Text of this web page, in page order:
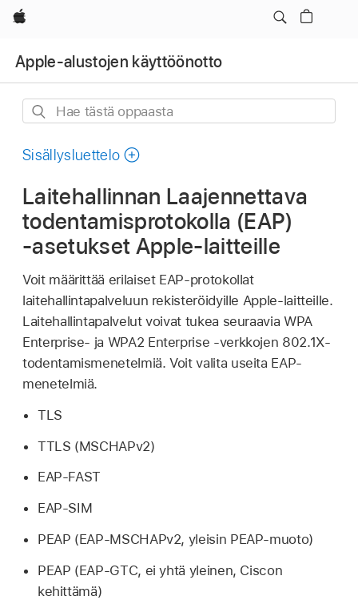
Apple
Apple-alustojen käyttöönotto
Hae
oppaasta
Sisällysluettelo
Laitehallinnan Laajennettava
todentamisprotokolla (EAP)
‑asetukset Apple-laitteille
Voit määrittää erilaiset EAP-protokollat
laitehallintapalveluun rekisteröidyille Apple-laitteille.
Laitehallintapalvelut voivat tukea seuraavia WPA
Enterprise- ja WPA2 Enterprise ‑verkkojen 802.1X-
todentamismenetelmiä. Voit valita useita EAP-
menetelmiä.
TLS
TTLS (MSCHAPv2)
EAP-FAST
EAP-SIM
PEAP (EAP-MSCHAPv2, yleisin PEAP-muoto)
PEAP (EAP-GTC, ei yhtä yleinen, Ciscon
kehittämä)